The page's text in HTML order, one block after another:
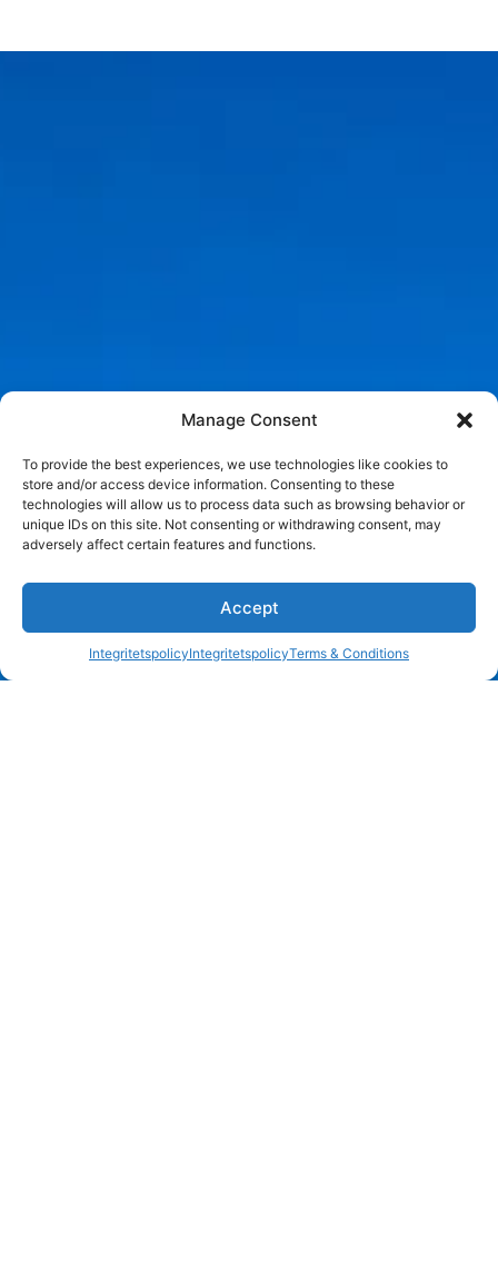
Manage Consent
To provide the best experiences, we use technologies like cookies to
store and/or access device information. Consenting to these
technologies will allow us to process data such as browsing behavior or
unique IDs on this site. Not consenting or withdrawing consent, may
adversely affect certain features and functions.
Accept
IntegritetspolicyIntegritetspolicyTerms & Conditions
Open